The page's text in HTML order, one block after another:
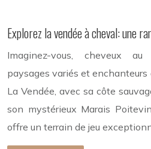
Explorez la vendée à cheval: une
Imaginez-vous, cheveux
paysages variés et enchanteurs
La Vendée, avec sa côte
son mystérieux Marais
offre un terrain de jeu